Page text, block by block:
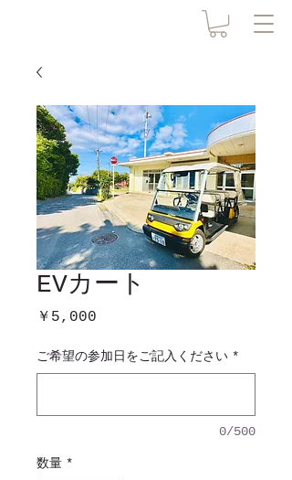
EVカート
￥5,000
ご希望の参加日をご記入ください *
0/500
数量 *